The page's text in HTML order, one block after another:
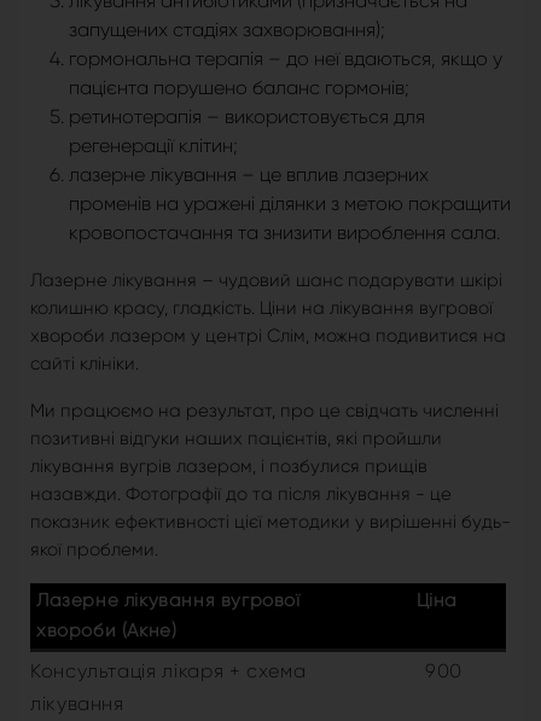
запущених стадіях захворювання);
гормональна терапія – до неї вдаються, якщо у
пацієнта порушено баланс гормонів;
ретинотерапія – використовується для
регенерації клітин;
лазерне лікування – це вплив лазерних
променів на уражені ділянки з метою покращити
кровопостачання та знизити вироблення сала.
Лазерне лікування – чудовий шанс подарувати шкірі
колишню красу, гладкість. Ціни на лікування вугрової
хвороби лазером у центрі Слім, можна подивитися на
сайті клініки.
Ми працюємо на результат, про це свідчать численні
позитивні відгуки наших пацієнтів, які пройшли
лікування вугрів лазером, і позбулися прищів
назавжди. Фотографії до та після лікування - це
показник ефективності цієї методики у вирішенні будь-
якої проблеми.
Лазерне лікування вугрової
хвороби (Акне)
Ціна
Консультація лікаря + схема
лікування
900